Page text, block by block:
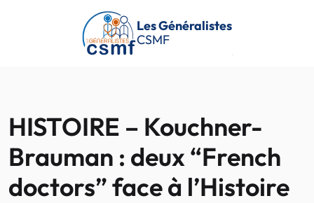
Passer au contenu principal
Les Généralistes
CSMF
HISTOIRE – Kouchner-
Brauman : deux “French
doctors” face à l’Histoire